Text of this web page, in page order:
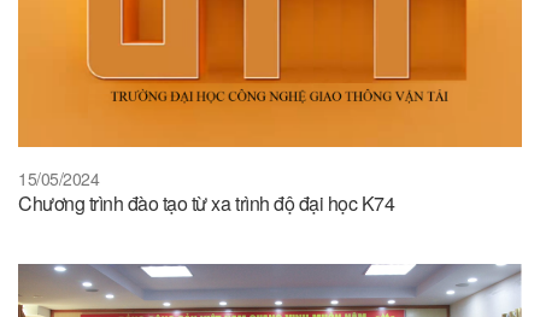
15/05/2024
Chương trình đào tạo từ xa trình độ đại học K74